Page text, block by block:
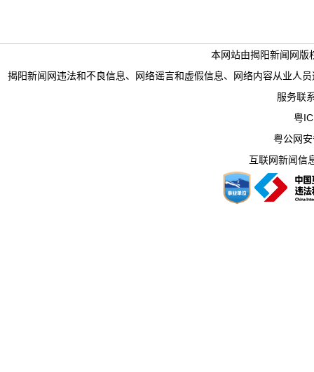
本网站由揭阳新闻网版
揭阳新闻网违法和不良信息、网络谣言和虚假信息、网络内容从业人
服务联
粤
粤公网
互联网新闻信